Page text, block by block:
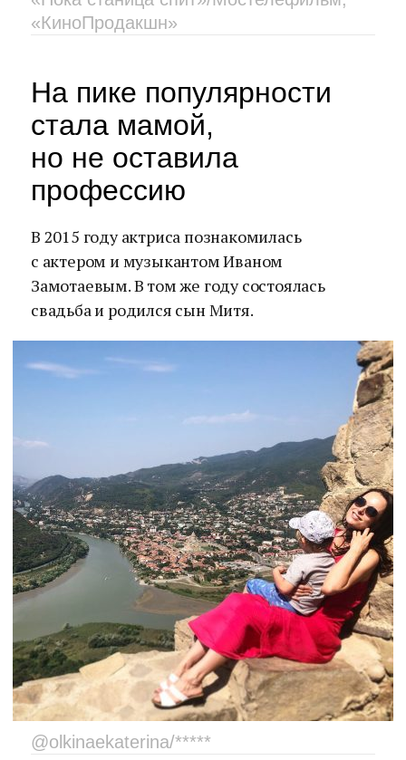
«КиноПродакшн»
На пике популярности
стала мамой,
но не оставила
профессию
В 2015 году актриса познакомилась
с актером и музыкантом Иваном
Замотаевым. В том же году состоялась
свадьба и родился сын Митя.
@olkinaekaterina/*****